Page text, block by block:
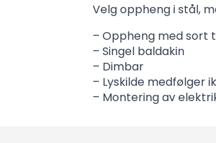
Velg oppheng i stål,
– Oppheng med sort
– Singel baldakin
– Dimbar
– Lyskilde medfølger
– Montering av